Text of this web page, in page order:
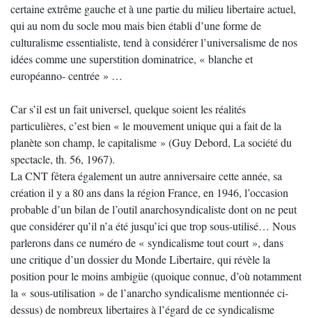
certaine extrême gauche et à une partie du milieu libertaire actuel,
qui au nom du socle mou mais bien établi d’une forme de
culturalisme essentialiste, tend à considérer l’universalisme de nos
idées comme une superstition dominatrice, « blanche et
européanno- centrée » …
Car s’il est un fait universel, quelque soient les réalités
particulières, c’est bien « le mouvement unique qui a fait de la
planète son champ, le capitalisme » (Guy Debord, La société du
spectacle, th. 56, 1967).
La CNT fêtera également un autre anniversaire cette année, sa
création il y a 80 ans dans la région France, en 1946, l’occasion
probable d’un bilan de l’outil anarchosyndicaliste dont on ne peut
que considérer qu’il n’a été jusqu’ici que trop sous-utilisé… Nous
parlerons dans ce numéro de « syndicalisme tout court », dans
une critique d’un dossier du Monde Libertaire, qui révèle la
position pour le moins ambigüe (quoique connue, d’où notamment
la « sous-utilisation » de l’anarcho syndicalisme mentionnée ci-
dessus) de nombreux libertaires à l’égard de ce syndicalisme